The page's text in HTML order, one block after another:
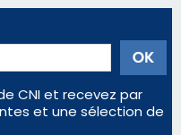
en Corse pour
?
par une
restaurants
corses
au faux vendeur de